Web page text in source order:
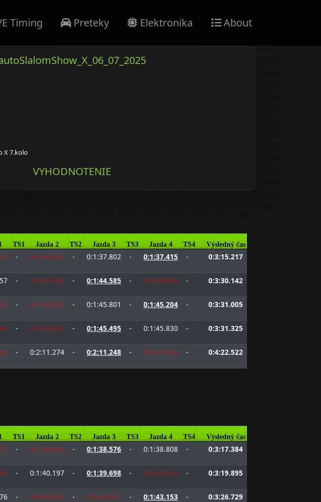
Timing Preteky Elektronika About
X 7.kolo
VYHODNOTENIE
TS1 Jazda 2 TS2 Jazda 3 TS3 Jazda 4 TS4 Výsledný čas
- 0:1:38.283 - 0:1:37.802 - 0:1:37.415 - 0:3:15.217
- 0:1:45.778 - 0:1:44.585 - 0:1:45.855 - 0:3:30.142
- 0:1:45.921 - 0:1:45.801 - 0:1:45.204 - 0:3:31.005
- 0:1:47.290 - 0:1:45.495 - 0:1:45.830 - 0:3:31.325
- 0:2:11.274 - 0:2:11.248 - 0:2:11.758 - 0:4:22.522
TS1 Jazda 2 TS2 Jazda 3 TS3 Jazda 4 TS4 Výsledný čas
- 0:1:39.309 - 0:1:38.576 - 0:1:38.808 - 0:3:17.384
- 0:1:40.197 - 0:1:39.698 - 0:1:40.516 - 0:3:19.895
- 0:1:44.100 - 0:1:45.912 - 0:1:43.153 - 0:3:26.729